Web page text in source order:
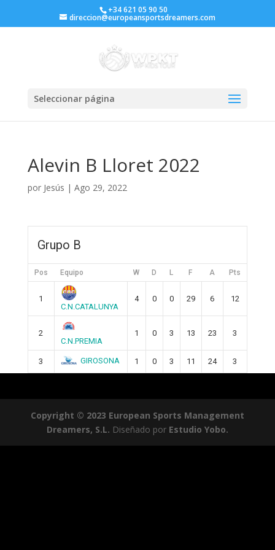
+34 621 05 90 50
direccion@europeansportsdreamers.com
Seleccionar página
Alevin B Lloret 2022
por Jesús | Ago 29, 2022
Grupo B
Pos Equipo W D L F A Pts
1
C.N.CATALUNYA
4 0 0 29 6 12
2
C.N.PREMIA
1 0 3 13 23 3
3 GIROSONA 1 0 3 11 24 3
Copyright © 2023 European Sports Management
Dreamers, S.L. Diseñado por Estudio Yobo.